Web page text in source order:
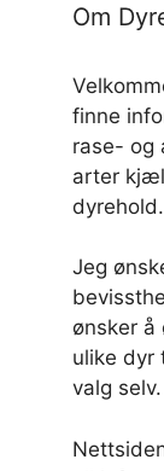
Om
finne
rase- og
arter
dyrehold.
Jeg
ønsker å
ulike dyr
valg selv.